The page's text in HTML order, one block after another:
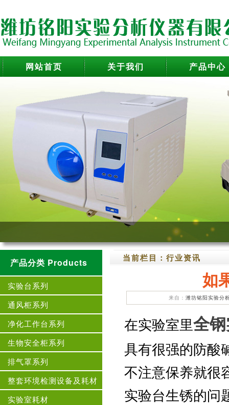
网站首页 关于我们 产品中心
产品分类 Products
实验台系列
通风柜系列
净化工作台系列
生物安全柜系列
排气罩系列
整套环境检测设备及耗材
实验室耗材
当前栏目： 行业资讯
如
来自： 潍坊铭阳实验分
在实验室里全
具有很强的防酸
不注意保养就很
实验台生锈的问